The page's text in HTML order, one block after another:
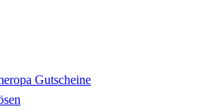
Gutscheine